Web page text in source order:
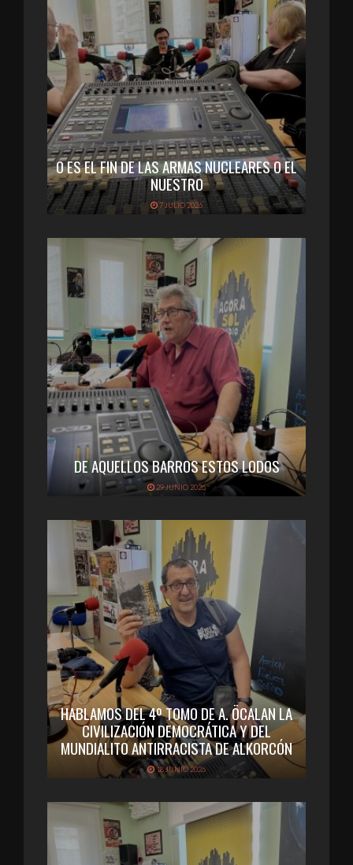
O ES EL FIN DE LAS ARMAS NUCLEARES O EL
NUESTRO
7 JULIO 2026
DE AQUELLOS BARROS ESTOS LODOS
29 JUNIO 2026
HABLAMOS DEL 4º TOMO DE A. ÖCALAN LA
CIVILIZACIÓN DEMOCRÁTICA Y DEL
MUNDIALITO ANTIRRACISTA DE ALKORCÓN
18 JUNIO 2026